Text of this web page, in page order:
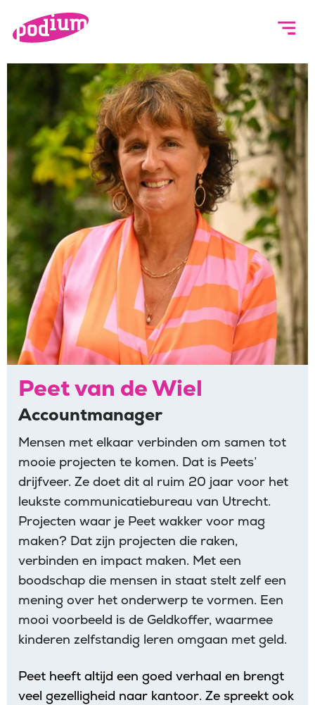
Peet van de Wiel
Accountmanager
Mensen met elkaar verbinden om samen tot
mooie projecten te komen. Dat is Peets’
drijfveer. Ze doet dit al ruim 20 jaar voor het
leukste communicatiebureau van Utrecht.
Projecten waar je Peet wakker voor mag
maken? Dat zijn projecten die raken,
verbinden en impact maken. Met een
boodschap die mensen in staat stelt zelf een
mening over het onderwerp te vormen. Een
mooi voorbeeld is de Geldkoffer, waarmee
kinderen zelfstandig leren omgaan met geld.
Peet heeft altijd een goed verhaal en brengt
veel gezelligheid naar kantoor. Ze spreekt ook